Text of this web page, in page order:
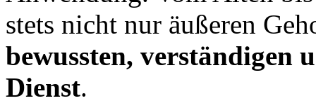
stets nicht nur äußeren
bewussten, verständigen
Dienst.